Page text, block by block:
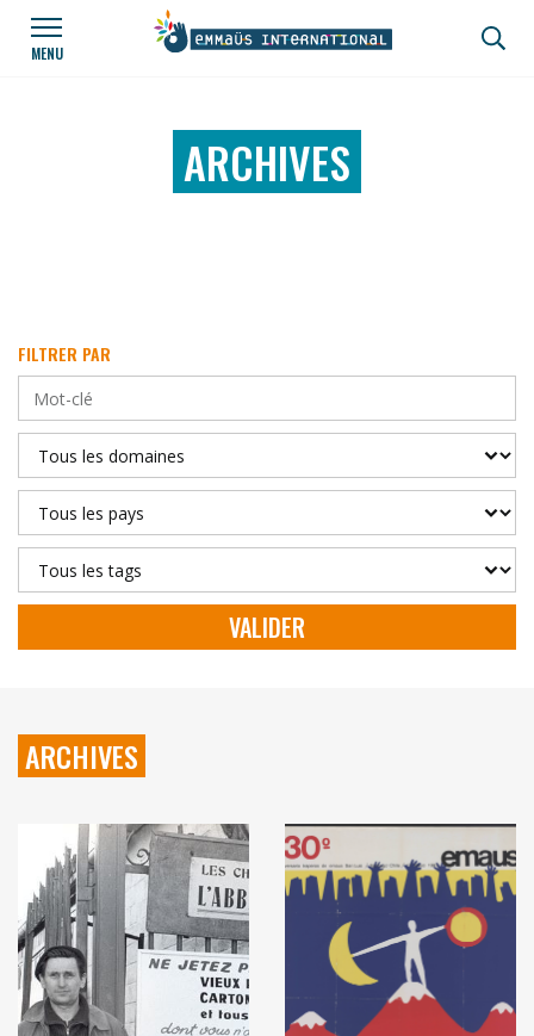
Aller au contenu principal
MENU
ARCHIVES
FILTRER PAR
Mot-clé
Domaines d'action
Région / pays
Tags / mots-clés
VALIDER
ARCHIVES
Panneau de gestion des cookies